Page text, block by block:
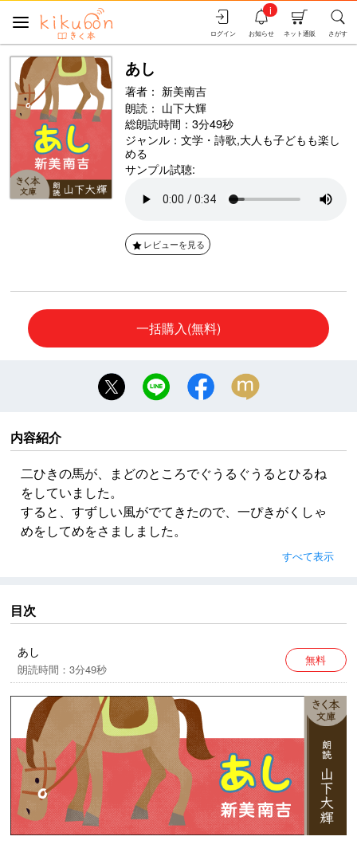
さがす
ネット通販
お知らせ
i
ログイン
あし
著者： 新美南吉
朗読： 山下大輝
総朗読時間：3分49秒
ジャンル： 文学・詩歌,大人も子どもも楽し
める
サンプル試聴:
レビューを見る
一括購入(無料)
内容紹介
二ひきの馬が、まどのところでぐうるぐうるとひるね
をしていました。
すると、すずしい風がでてきたので、一ぴきがくしゃ
めをしてめをさましました。
ところが、あとあしがいっぽんしびれていたので、よ
そのあしに力をいれようとしても、さっぱりはいりま
せん。
すべて表示
目次
あし
朗読時間：3分49秒
無料